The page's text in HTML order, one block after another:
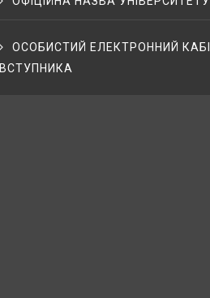
ОСОБИСТИЙ ЕЛЕКТРОННИЙ
ВСТУПНИКА